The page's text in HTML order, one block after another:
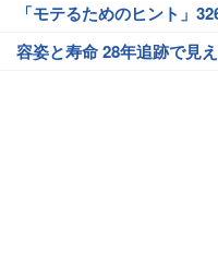
「モテるためのヒント」
容姿と寿命 28年追跡で見